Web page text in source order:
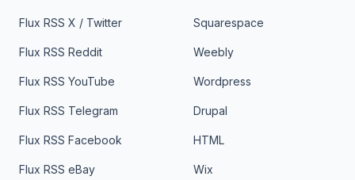
Flux RSS X / Twitter
Flux RSS Reddit
Flux RSS YouTube
Flux RSS Telegram
Flux RSS Facebook
Flux RSS eBay
Squarespace
Weebly
Wordpress
Drupal
HTML
Wix